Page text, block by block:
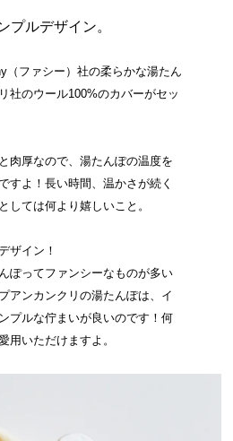
プルデザイン。
（ファシー）社の柔らかな湯たん
社のウール100%のカバーがセッ
肉厚なので、湯たんぽの温度を
すよ！長い時間、温かさが続く
しては何より嬉しいこと。
ザイン！
ぽってファンシーなものが多い
アンカンクリの湯たんぽは、イ
プルな佇まいが良いのです！何
用いただけますよ。